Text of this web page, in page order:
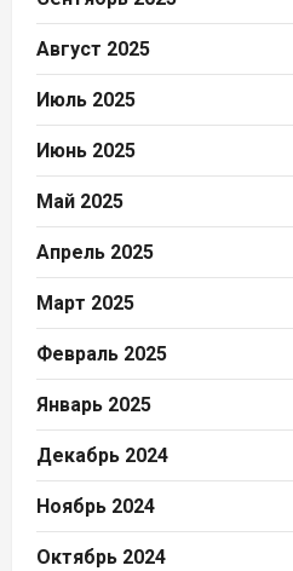
Август 2025
Июль 2025
Июнь 2025
Май 2025
Апрель 2025
Март 2025
Февраль 2025
Январь 2025
Декабрь 2024
Ноябрь 2024
Октябрь 2024